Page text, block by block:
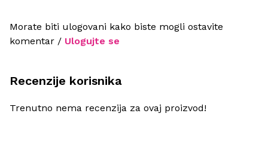
Morate biti ulogovani kako biste mogli ostavite
komentar / Ulogujte se
Recenzije korisnika
Trenutno nema recenzija za ovaj proizvod!